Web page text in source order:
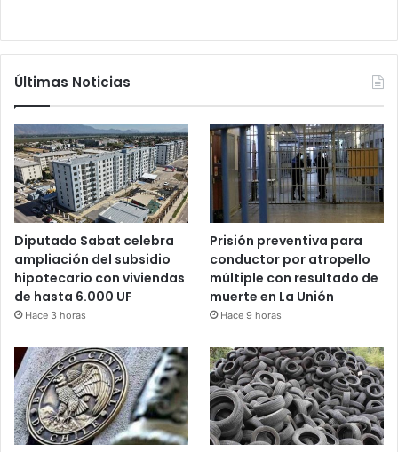
Últimas Noticias
Diputado Sabat celebra
ampliación del subsidio
hipotecario con viviendas
de hasta 6.000 UF
Hace 3 horas
Prisión preventiva para
conductor por atropello
múltiple con resultado de
muerte en La Unión
Hace 9 horas